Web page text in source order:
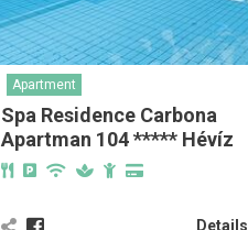
Apartment
Spa Residence Carbona
Apartman 104 ***** Hévíz
Details